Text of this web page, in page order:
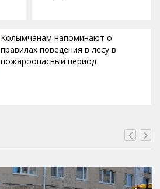
Колымчанам напоминают о
правилах поведения в лесу в
пожароопасный период